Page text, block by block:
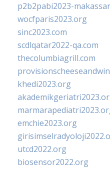
p2b2pabi2023-
wocfparis2023.org
sinc2023.com
scdlqatar2022-qa.com
thecolumbiagrill.com
khedi2023.org
emchie2023.org
utcd2022.org
biosensor2022.org